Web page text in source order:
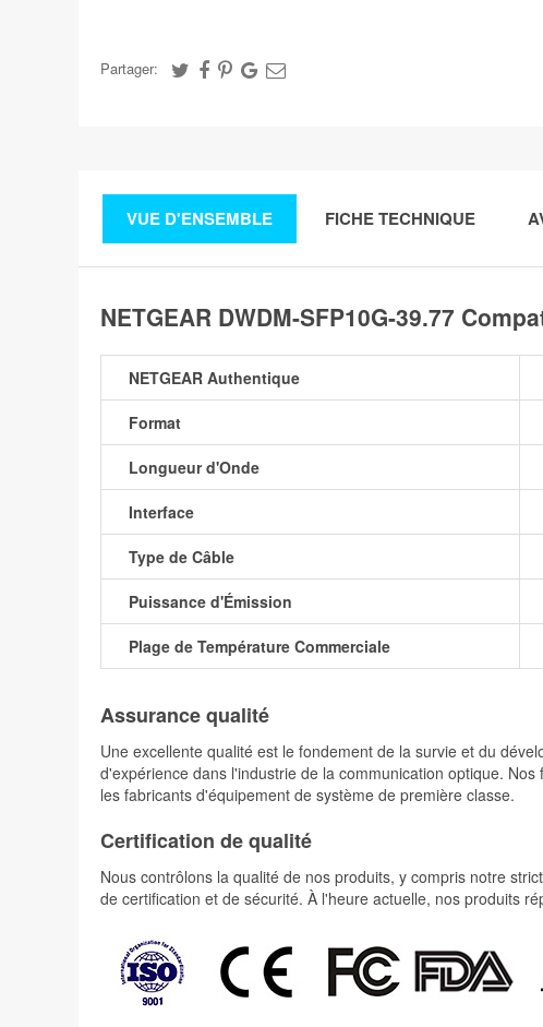
Partager:
VUE D'ENSEMBLE FICHE TECHNIQUE
NETGEAR DWDM-SFP10G-39.77
NETGEAR Authentique
Format
Longueur d'Onde
Interface
Type de Câble
Puissance d'Émission
Plage de Température Commerciale
Assurance qualité
Une excellente qualité est le fondement de la survie et du
d'expérience dans l'industrie de la communication optique.
les fabricants d'équipement de système de première classe.
Certification de qualité
Nous contrôlons la qualité de nos produits, y compris notre
de certification et de sécurité. À l'heure actuelle, nos produits